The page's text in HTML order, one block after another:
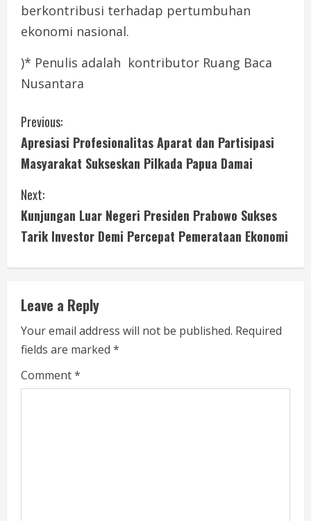
berkontribusi terhadap pertumbuhan
ekonomi nasional.
)* Penulis adalah kontributor Ruang Baca
Nusantara
C
o
n
t
i
n
u
e
R
e
Previous:
Apresiasi Profesionalitas Aparat dan Partisipasi
Masyarakat Sukseskan Pilkada Papua Damai
Next:
Kunjungan Luar Negeri Presiden Prabowo Sukses
Tarik Investor Demi Percepat Pemerataan Ekonomi
Leave a Reply
Your email address will not be published. Required
fields are marked *
Comment*